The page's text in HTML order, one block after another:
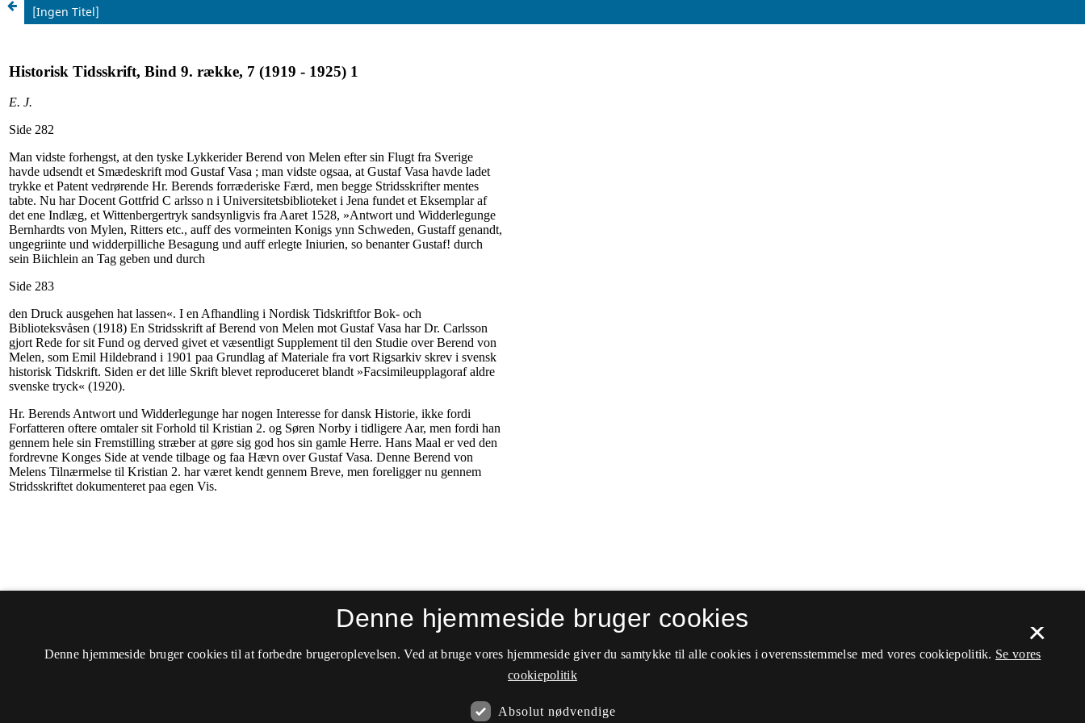
[Ingen Titel]
×
Denne hjemmeside bruger cookies
Denne hjemmeside bruger cookies til at forbedre brugeroplevelsen. Ved at bruge vores hjemmeside giver du samtykke til alle cookies i overensstemmelse med vores cookiepolitik. Se vores
cookiepolitik
Absolut nødvendige